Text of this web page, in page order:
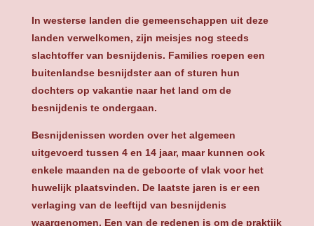
In westerse landen die gemeenschappen uit deze
landen verwelkomen, zijn meisjes nog steeds
slachtoffer van besnijdenis. Families roepen een
buitenlandse besnijdster aan of sturen hun
dochters op vakantie naar het land om de
besnijdenis te ondergaan.
Besnijdenissen worden over het algemeen
uitgevoerd tussen 4 en 14 jaar, maar kunnen ook
enkele maanden na de geboorte of vlak voor het
huwelijk plaatsvinden. De laatste jaren is er een
verlaging van de leeftijd van besnijdenis
waargenomen. Een van de redenen is om de praktijk